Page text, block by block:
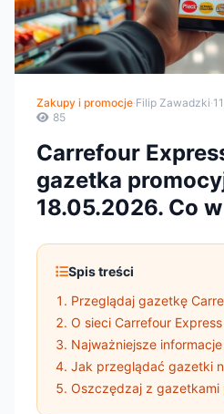
Zakupy i promocje·Filip Zawadzki·
85
Carrefour
gazetka
18.05.2026. Co
Spis treści
Przeglądaj gazetkę
O sieci Carrefour Express
Najważniejsze
Jak przeglądać gazetki
Oszczędzaj z gazetkami